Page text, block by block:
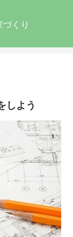
くり
しよう